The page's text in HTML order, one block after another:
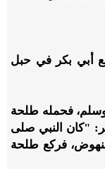
أبي بكر في حبل
، فحمله طلحة
"كان النبي صلى
فركع طلحة